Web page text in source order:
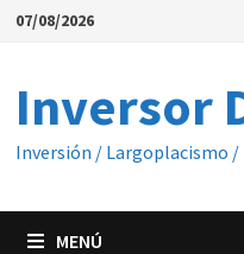
Saltar
07/08/2026
Inversor
Inversión / Largoplacismo
MENÚ